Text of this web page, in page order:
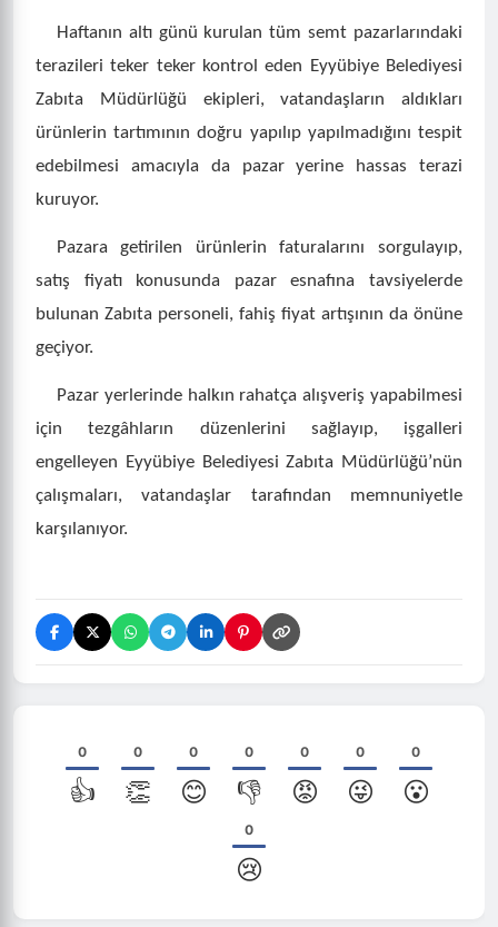
Haftanın altı günü kurulan tüm semt pazarlarındaki
terazileri teker teker kontrol eden Eyyübiye Belediyesi
Zabıta Müdürlüğü ekipleri, vatandaşların aldıkları
ürünlerin tartımının doğru yapılıp yapılmadığını tespit
edebilmesi amacıyla da pazar yerine hassas terazi
kuruyor.
Pazara getirilen ürünlerin faturalarını sorgulayıp,
satış fiyatı konusunda pazar esnafına tavsiyelerde
bulunan Zabıta personeli, fahiş fiyat artışının da önüne
geçiyor.
Pazar yerlerinde halkın rahatça alışveriş yapabilmesi
için tezgâhların düzenlerini sağlayıp, işgalleri
engelleyen Eyyübiye Belediyesi Zabıta Müdürlüğü’nün
çalışmaları, vatandaşlar tarafından memnuniyetle
karşılanıyor.
0
👍
0
👏
0
😊
0
👎
0
😡
0
😜
0
😮
0
😢